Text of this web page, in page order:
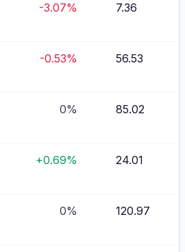
-3.07% 7.36
-0.53% 56.53
0% 85.02
+0.69% 24.01
0% 120.97